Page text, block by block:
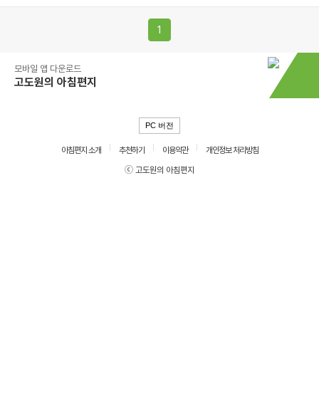
1
모바일 앱 다운로드
고도원의 아침편지
PC 버전
아침편지 소개 추천하기 이용약관
개인정보 처리방침
ⓒ 고도원의 아침편지